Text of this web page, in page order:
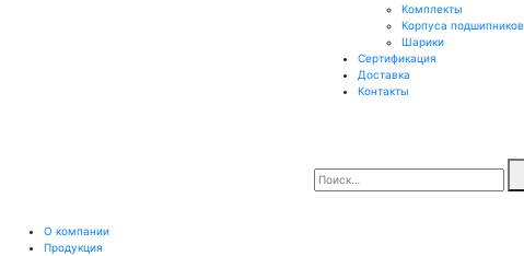
Комплекты
Корпуса подшипников
Шарики
Сертификация
Доставка
Контакты
О компании
Продукция